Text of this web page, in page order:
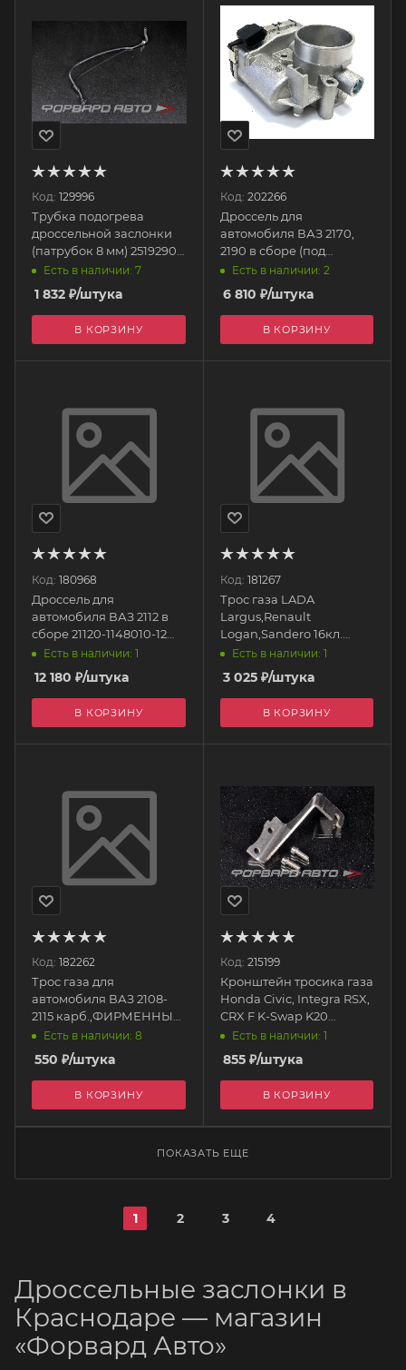
Код: 129996
Трубка подогрева
дроссельной заслонки
(патрубок 8 мм) 25192904
GENERAL MOTORS
Есть в наличии: 7
1 832 ₽/штука
В КОРЗИНУ
Код: 202266
Дроссель для
автомобиля ВАЗ 2170,
2190 в сборе (под
эл.педаль дв. 21127 )
(контакты в 2 ряда)
CRTR0126640 CARTRONIC
Есть в наличии: 2
6 810 ₽/штука
В КОРЗИНУ
Код: 180968
Дроссель для
автомобиля ВАЗ 2112 в
сборе 21120-1148010-12
ДААЗ
Есть в наличии: 1
12 180 ₽/штука
В КОРЗИНУ
Код: 181267
Трос газа LADA
Largus,Renault
Logan,Sandero 16кл.
(1070мм) 6001548721
Есть в наличии: 1
3 025₽/штука
В КОРЗИНУ
Код: 182262
Трос газа для
автомобиля ВАЗ 2108-
2115 карб.,ФИРМЕННЫЙ
(1269 мм) AVP AS2108F
Автопартнер
Есть в наличии: 8
550 ₽/штука
В КОРЗИНУ
Код: 215199
Кронштейн тросика газа
Honda Civic, Integra RSX,
CRX F K-Swap K20
EPAA01G25 EPMAN
Есть в наличии: 1
855₽/штука
В КОРЗИНУ
ПОКАЗАТЬ ЕЩЕ
1 2 3 4
Дроссельные заслонки в
Краснодаре — магазин
«Форвард Авто»